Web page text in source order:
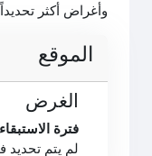
وأغراض أكثر
الموقع
الغرض
فترة الاستبقاء
لم يتم تحديد